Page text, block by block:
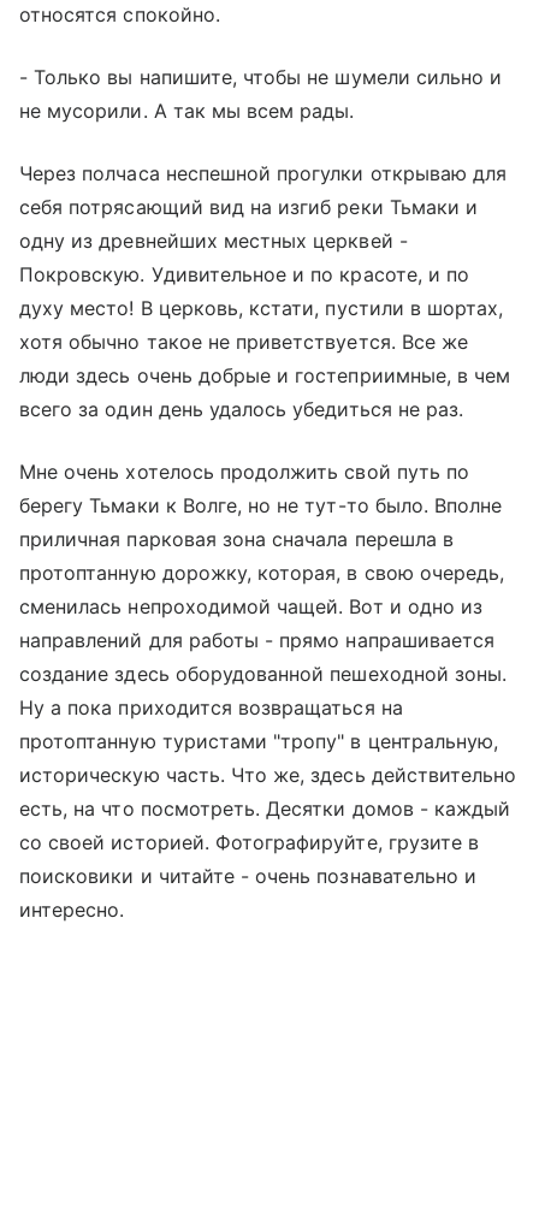
относятся спокойно.
- Только вы напишите, чтобы не шумели сильно и
не мусорили. А так мы всем рады.
Через полчаса неспешной прогулки открываю для
себя потрясающий вид на изгиб реки Тьмаки и
одну из древнейших местных церквей -
Покровскую. Удивительное и по красоте, и по
духу место! В церковь, кстати, пустили в шортах,
хотя обычно такое не приветствуется. Все же
люди здесь очень добрые и гостеприимные, в чем
всего за один день удалось убедиться не раз.
Мне очень хотелось продолжить свой путь по
берегу Тьмаки к Волге, но не тут-то было. Вполне
приличная парковая зона сначала перешла в
протоптанную дорожку, которая, в свою очередь,
сменилась непроходимой чащей. Вот и одно из
направлений для работы - прямо напрашивается
создание здесь оборудованной пешеходной зоны.
Ну а пока приходится возвращаться на
протоптанную туристами "тропу" в центральную,
историческую часть. Что же, здесь действительно
есть, на что посмотреть. Десятки домов - каждый
со своей историей. Фотографируйте, грузите в
поисковики и читайте - очень познавательно и
интересно.